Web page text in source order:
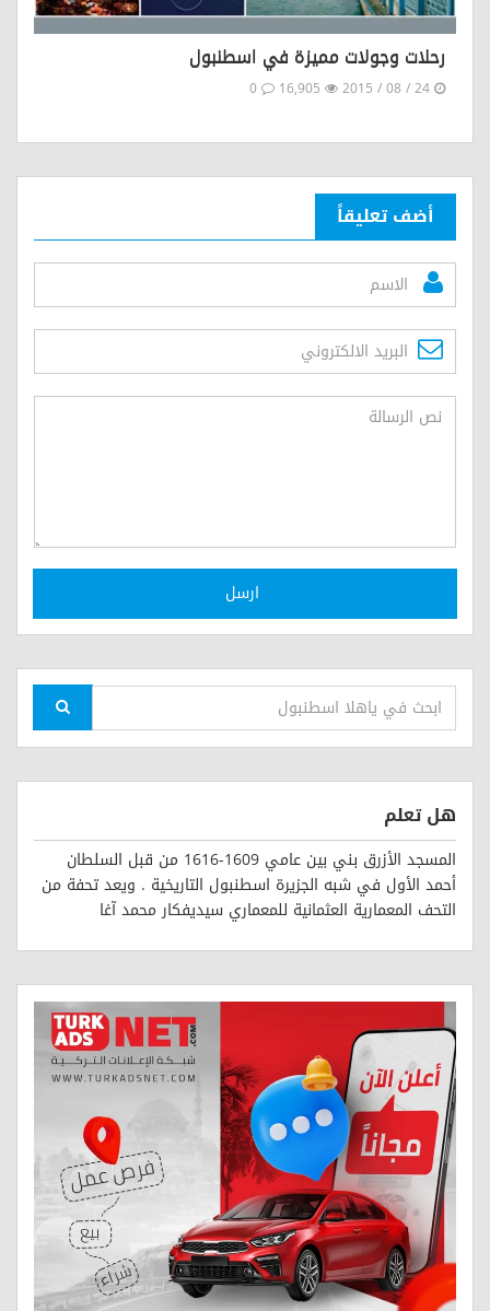
رحلات وجولات مميزة في اسطنبول
أضف تعليقاً
ارسل
هل تعلم
المسجد الأزرق بني بين عامي 1609-1616 من قبل السلطان
أحمد الأول في شبه الجزيرة اسطنبول التاريخية . ويعد تحفة من
التحف المعمارية العثمانية للمعماري سيديفكار محمد آغا